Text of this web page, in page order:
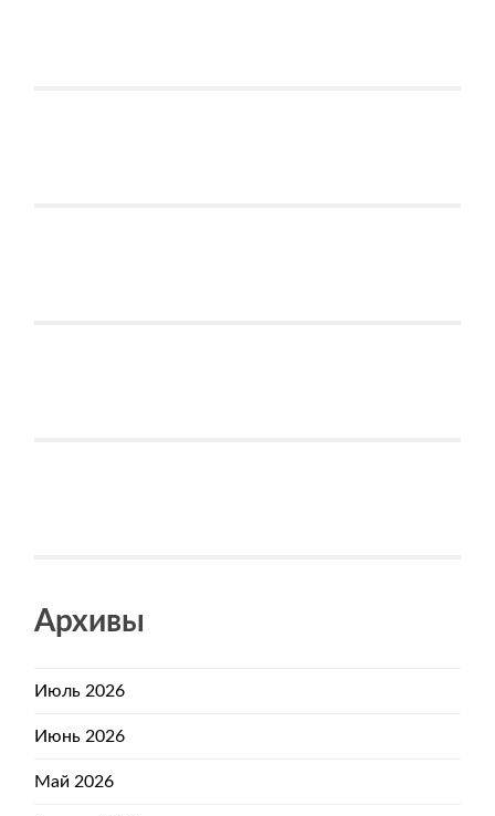
Архивы
Июль 2026
Июнь 2026
Май 2026